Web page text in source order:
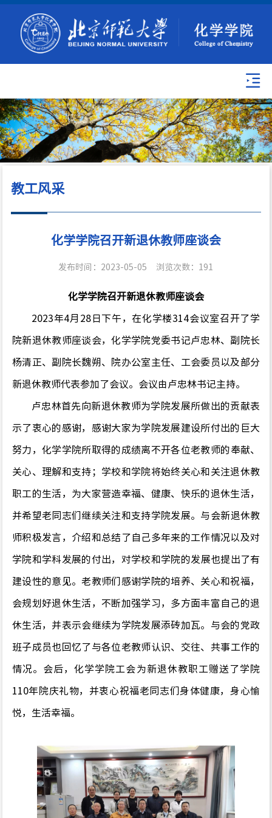
教工风采
化学学院召开新退休教师座谈会
发布时间：2023-05-05 浏览次数： 191
化学学院召开新退休教师座谈会
2023年4月 28日下午，在化学楼314会议室召开了学
院新退休教师座谈会，化学学院党委书记卢忠林、 副院长
杨清正、副院长魏朔 、 院办公室主任、 工会委员以及部分
新退休教师代表参加了会议。会议由 卢忠林书记主持。
卢忠林首先向新退休教师为学院发展所做出的贡献表
示了衷心的感谢，感谢大家为学院发展建设所付出的 巨大
努力 ， 化学学院所取得的成绩离不开各位老教师的奉献、
关心、理解和支持 ； 学校和学院将始终关心和关注退休教
职工的生活，为大家营造幸福、健康、快乐的退休生活，
并希望老同志们继续关注和支持学院发展。 与会新退休教
师积极发言， 介绍和总结了自己多年来的工作情况以及对
学院和 学科 发展的付出， 对学校和学院的发展也提出了有
建设性的意见。老教师们 感谢学院的培养、关心和祝福，
会规划好退休生活，不断加强学习，多方面丰富自己的退
休生活，并表示会继续为学院发展添砖加瓦。 与会的党政
班子成员也回忆了与各位老教师认识、 交往、共事工作的
情况。 会后，化学学院工会为新退休教职工赠送了学院
1 10年院庆礼物，并衷心祝福老同志们 身体健康，身心愉
悦，生活幸福。